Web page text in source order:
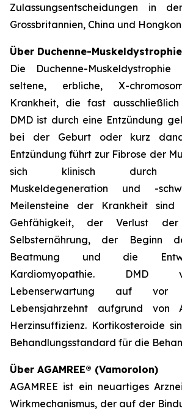
Zulassungsentscheidungen in
Grossbritannien, China und
Über Duchenne-Muskeldystrophie
Die Duchenne-
seltene, erbliche, X-
Krankheit, die fast
DMD ist durch eine Entzündung
bei der Geburt oder kurz
Entzündung führt zur Fibrose der
sich klinisch durch
Muskeldegeneration und -
Meilensteine der Krankheit
Gehfähigkeit, der Verlust
Selbsternährung, der Beginn
Beatmung und die
Kardiomyopathie. DMD
Lebenserwartung auf
Lebensjahrzehnt aufgrund von
Herzinsuffizienz. Kortikosteroide
Behandlungsstandard für die
Über AGAMREE® (Vamorolon)
AGAMREE ist ein neuartiges
Wirkmechanismus, der auf der